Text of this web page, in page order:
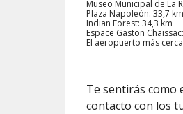
Museo Municipal de La
Plaza Napoleón: 33,7 km
Indian Forest: 34,3 km
Espace Gaston
El aeropuerto más
Te sentirás como
contacto con los